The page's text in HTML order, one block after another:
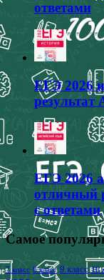
ответами
ЕГЭ 2026
результат
ЕГЭ 2026
отличный
с ответами
Самое
7 класс 8 класс 9 класс 10